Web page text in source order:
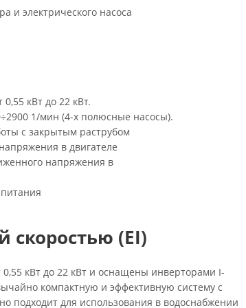
и электрического насоса
кВт до 22 кВт.
1/мин (4-х полюсные насосы).
с закрытым раструбом
в двигателе
напряжения в
скоростью (EI)
кВт до 22 кВт и оснащены инверторами I-
компактную и эффективную систему с
подходит для использования в водоснабжении